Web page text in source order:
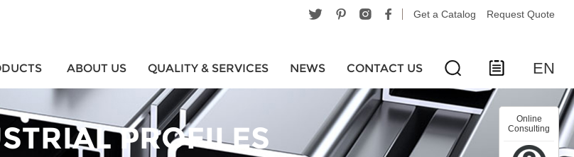
Get a Catalog Request Quote
EN
ABOUT US QUALITY & SERVICES NEWS CONTACT US
PROFILES
Online
Consulting